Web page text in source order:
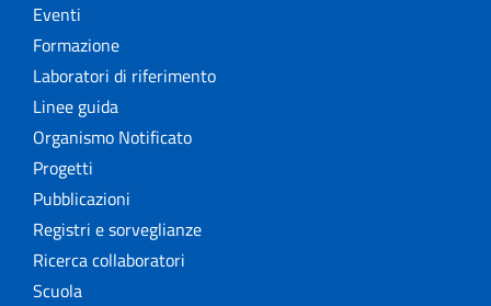
Eventi
Formazione
Laboratori di riferimento
Linee guida
Organismo Notificato
Progetti
Pubblicazioni
Registri e sorveglianze
Ricerca collaboratori
Scuola